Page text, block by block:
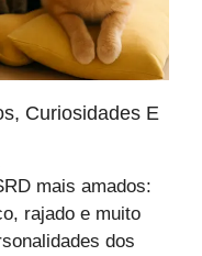
Curiosidades E
mais amados:
rajado e muito
dos